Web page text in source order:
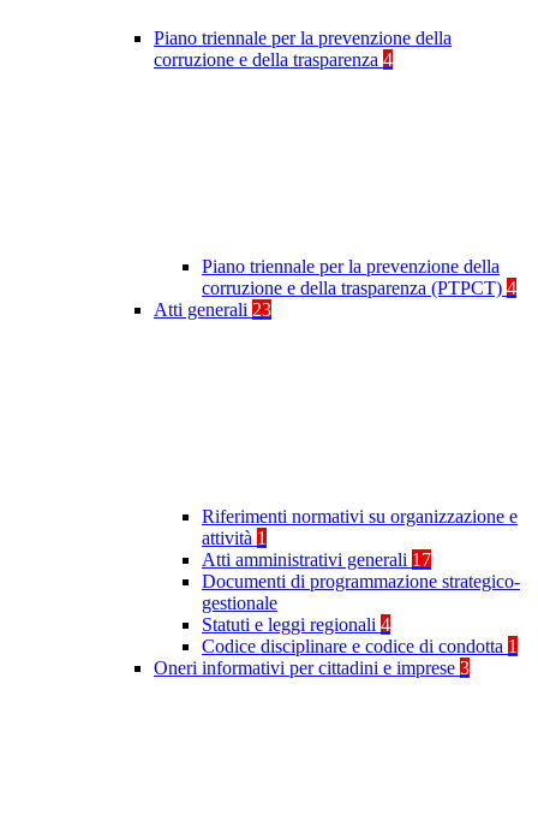
Piano triennale per la prevenzione della
corruzione e della trasparenza 4
Piano triennale per la prevenzione della
corruzione e della trasparenza (PTPCT) 4
Atti generali 23
Riferimenti normativi su organizzazione e
attività 1
Atti amministrativi generali 17
Documenti di programmazione strategico-
gestionale
Statuti e leggi regionali 4
Codice disciplinare e codice di condotta 1
Oneri informativi per cittadini e imprese 3